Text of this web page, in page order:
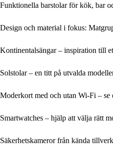
Funktionella barstolar för kök, bar
Design och material i fokus:
Kontinentalsängar – inspiration till
Solstolar – en titt på utvalda
Moderkort med och utan Wi‑Fi –
Smartwatches – hjälp att välja rätt
Säkerhetskameror från kända